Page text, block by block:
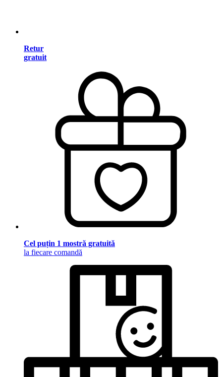
Retur
gratuit
Cel puțin 1 mostră gratuită
la fiecare comandă